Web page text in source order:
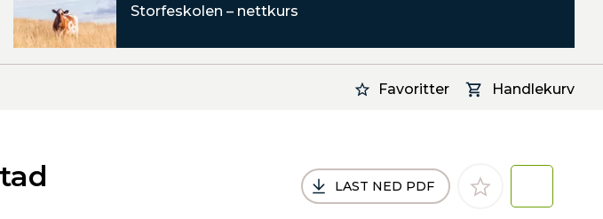
Storfeskolen – nettkurs
Favoritter Handlekurv
LAST NED PDF